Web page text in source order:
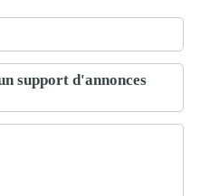
support d'annonces